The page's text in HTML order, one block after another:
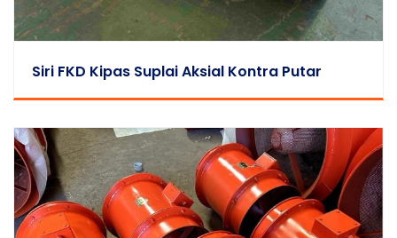
Siri FKD Kipas Suplai Aksial Kontra Putar